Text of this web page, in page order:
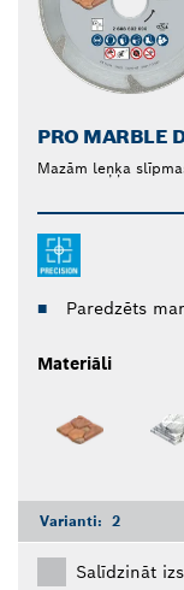
PRO MARBLE
Mazām leņķa
Paredzēts
Materiāli
Varianti: 2
Salīdzināt